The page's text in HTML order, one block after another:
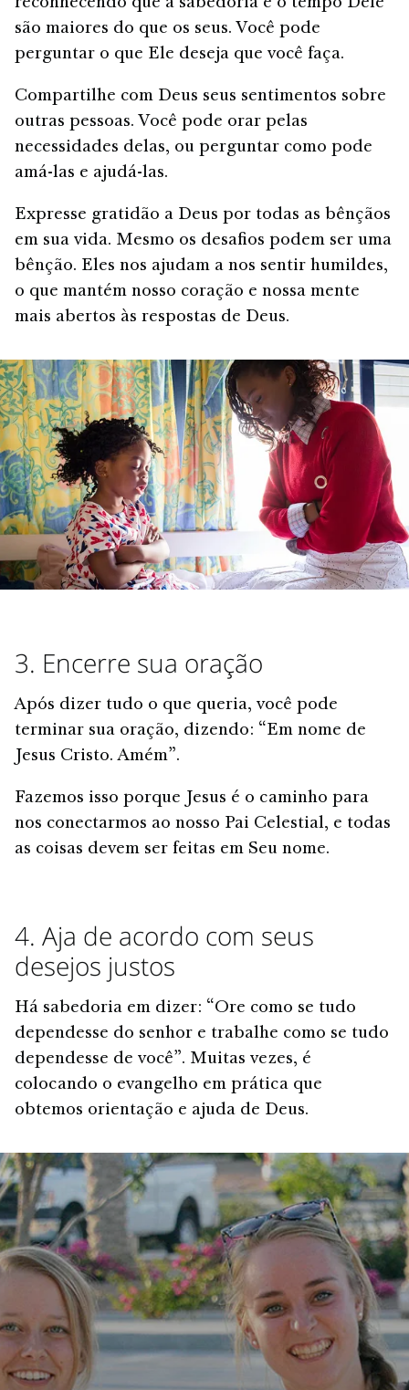
reconhecendo que a sabedoria e o tempo Dele
são maiores do que os seus. Você pode
perguntar o que Ele deseja que você faça.
Compartilhe com Deus seus sentimentos sobre
outras pessoas. Você pode orar pelas
necessidades delas, ou perguntar como pode
amá-las e ajudá-las.
Expresse gratidão a Deus por todas as bênçãos
em sua vida. Mesmo os desafios podem ser uma
bênção. Eles nos ajudam a nos sentir humildes,
o que mantém nosso coração e nossa mente
mais abertos às respostas de Deus.
3. Encerre sua oração
Após dizer tudo o que queria, você pode
terminar sua oração, dizendo: “Em nome de
Jesus Cristo. Amém”.
Fazemos isso porque Jesus é o caminho para
nos conectarmos ao nosso Pai Celestial, e todas
as coisas devem ser feitas em Seu nome.
4. Aja de acordo com seus
desejos justos
Há sabedoria em dizer: “Ore como se tudo
dependesse do senhor e trabalhe como se tudo
dependesse de você”. Muitas vezes, é
colocando o evangelho em prática que
obtemos orientação e ajuda de Deus.